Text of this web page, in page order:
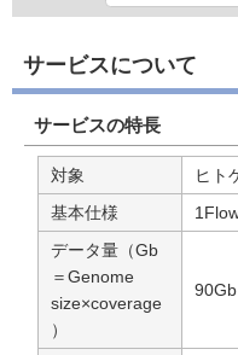
シーケンス（塩基配列）解析
子シーケンス）】
一分子リアルタイムDNAシー
シーケンス（塩基配列）解析
次世代シーケンス（NGS）
Whole Genome解析（全ゲ
シーケンス（塩基配列）解析
次世代シーケンス（NGS）
次世代データマイニング
サービスについて
サービスの特長
対象
ヒト
基本仕様
データ量（Gb
＝Genome
size×coverage
）